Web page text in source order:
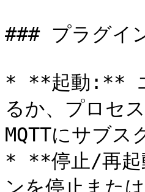
### プラグイ
* **起動:** エ
るか、プロセ
MQTTにサブ
* **停止/再起
ンを停止また